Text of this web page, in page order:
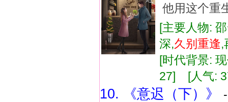
他用这个重
[主要人物:
深,久别 重逢
[时代背景:
27] [人气:
10. 《意迟（下）》